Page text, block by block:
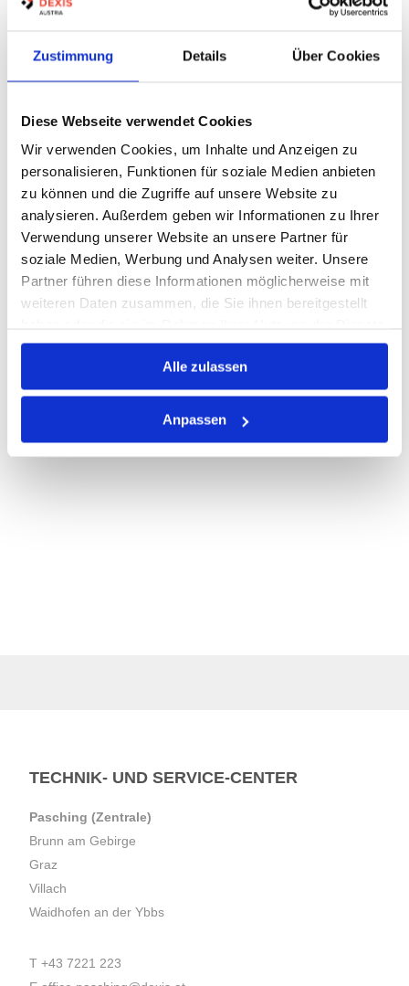
Zustimmung Details Über Cookies
Diese Webseite verwendet Cookies
Wir verwenden Cookies, um Inhalte und Anzeigen zu
personalisieren, Funktionen für soziale Medien anbieten
zu können und die Zugriffe auf unsere Website zu
analysieren. Außerdem geben wir Informationen zu Ihrer
Verwendung unserer Website an unsere Partner für
soziale Medien, Werbung und Analysen weiter. Unsere
Partner führen diese Informationen möglicherweise mit
weiteren Daten zusammen, die Sie ihnen bereitgestellt
gesammelt haben.
Alle zulassen
Anpassen
ID: 374,00mm
STK Warenkorb
Nicht auf Lager
TECHNIK- UND SERVICE-CENTER
Pasching (Zentrale)
Brunn am Gebirge
Graz
Villach
Waidhofen an der Ybbs
T +43 7221 223